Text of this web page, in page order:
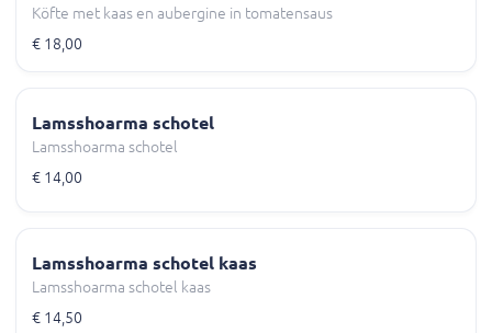
Köfte met kaas en aubergine in tomatensaus
€ 18,00
Lamsshoarma schotel
Lamsshoarma schotel
€ 14,00
Lamsshoarma schotel kaas
Lamsshoarma schotel kaas
€ 14,50